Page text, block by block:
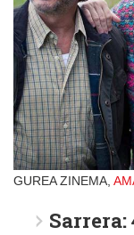
GUREA ZINEMA,
Sarrera: